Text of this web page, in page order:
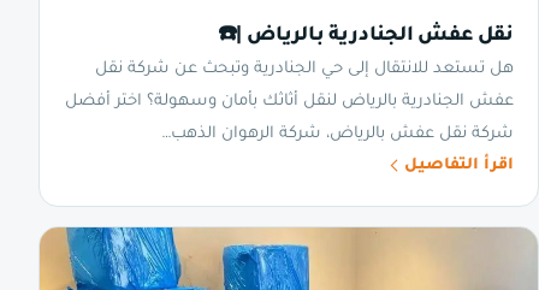
نقل عفش الجنادرية بالرياض |☎️
هل تستعد للانتقال إلى حي الجنادرية وتبحث عن شركة نقل
عفش الجنادرية بالرياض لنقل أثاثك بأمان وسهولة؟ اختر أفضل
شركة نقل عفش بالرياض، شركة الرهوان الذهب…
اقرأ التفاصيل